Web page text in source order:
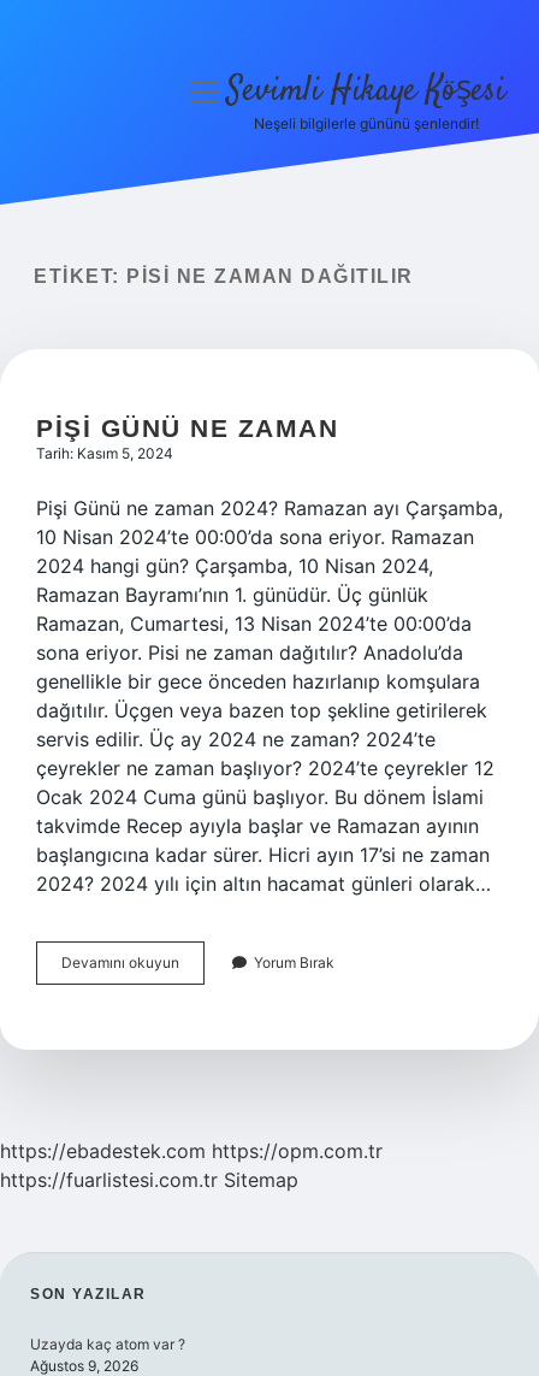
Yasal Uyarı
menüyüSevimli Hikaye Köşesi
Neşeli bilgilerle gününü şenlendir!
ETIKET: PISI NE ZAMAN DAĞITILIR
PIŞI GÜNÜ NE ZAMAN
Tarih: Kasım 5, 2024
Pişi Günü ne zaman 2024? Ramazan ayı Çarşamba,
10 Nisan 2024’te 00:00’da sona eriyor. Ramazan
2024 hangi gün? Çarşamba, 10 Nisan 2024,
Ramazan Bayramı’nın 1. günüdür. Üç günlük
Ramazan, Cumartesi, 13 Nisan 2024’te 00:00’da
sona eriyor. Pisi ne zaman dağıtılır? Anadolu’da
genellikle bir gece önceden hazırlanıp komşulara
dağıtılır. Üçgen veya bazen top şekline getirilerek
servis edilir. Üç ay 2024 ne zaman? 2024’te
çeyrekler ne zaman başlıyor? 2024’te çeyrekler 12
Ocak 2024 Cuma günü başlıyor. Bu dönem İslami
takvimde Recep ayıyla başlar ve Ramazan ayının
başlangıcına kadar sürer. Hicri ayın 17’si ne zaman
2024? 2024 yılı için altın hacamat günleri olarak…
Devamını okuyun
Günü
Yorum Bırak
https://ebadestek.com https://opm.com.tr
https://fuarlistesi.com.tr Sitemap
SIDEBAR
SON YAZILAR
Uzayda kaç atom var ?
Ağustos 9, 2026